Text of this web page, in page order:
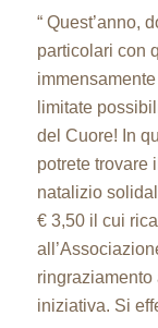
“ Quest’anno,
particolari con
limitate
del Cuore! In
potrete trovare
natalizio
€ 3,50 il cui
ringraziamento
iniziativa. Si